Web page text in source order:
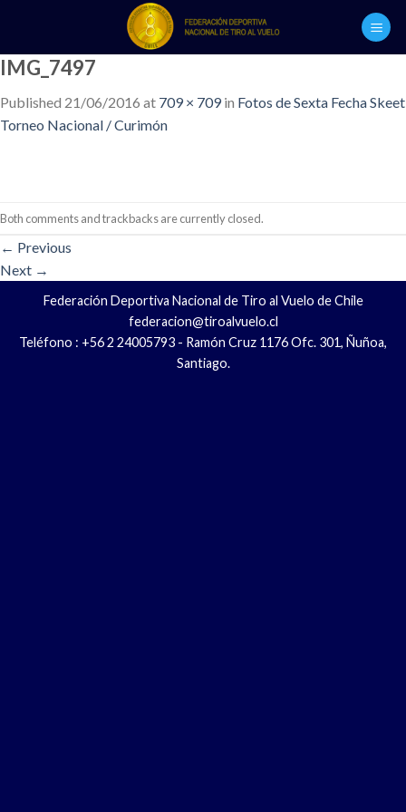
content
IMG_7497
Published 21/06/2016 at 709 × 709in Fotos de Sexta Fecha Skeet
Torneo Nacional / Curimón
Both comments and trackbacks are currently closed.
← Previous
Next →
Federación Deportiva Nacional de Tiro al Vuelo de Chile
federacion@tiroalvuelo.cl
Teléfono : +56 2 24005793 - Ramón Cruz 1176 Ofc. 301, Ñuñoa,
Santiago.